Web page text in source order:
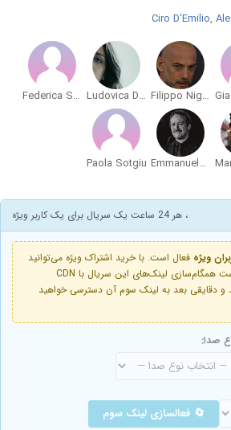
Ciro D'Emilio,
Filippo Nigro
Ludovica Di Donato
Federica Sabatini
Emmanuele Aita
Paola Sotgiu
، هر 24 ساعت یک سریال برای یک کاربر ویژه
ویژه فعال است. با خرید اشتراک ویژه می‌توانید
هر 24 ساعت یک‌بار درخواست همگام‌سازی لینک‌های این سریال با CDN
و دقایقی بعد به لینک سوم آن دسترسی خواهید
صدا:
🔄 فعالسازی لینک سوم